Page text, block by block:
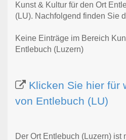
Kunst & Kultur für den Ort
(LU). Nachfolgend finden Sie
Keine Einträge im Bereich
Entlebuch (Luzern)
Klicken Sie hier für
von Entlebuch (LU)
Der Ort Entlebuch (Luzern) ist